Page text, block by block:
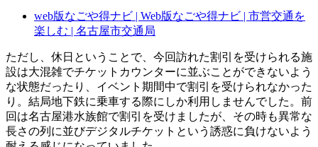
web版なごや得ナビ | Web版なごや得ナビ | 市営交通を
楽しむ | 名古屋市交通局
ただし、休日ということで、今回訪れた割引を受けられる施
設は大混雑でチケットカウンターに並ぶことができないよう
な状態だったり、イベント期間中で割引を受けられなかった
り。結局地下鉄に乗車する際にしか利用しませんでした。前
回は名古屋港水族館で割引を受けましたが、その時も異常な
長さの列に並びデジタルチケットという誘惑に負けないよう